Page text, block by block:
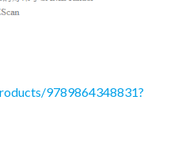
9789864348831?